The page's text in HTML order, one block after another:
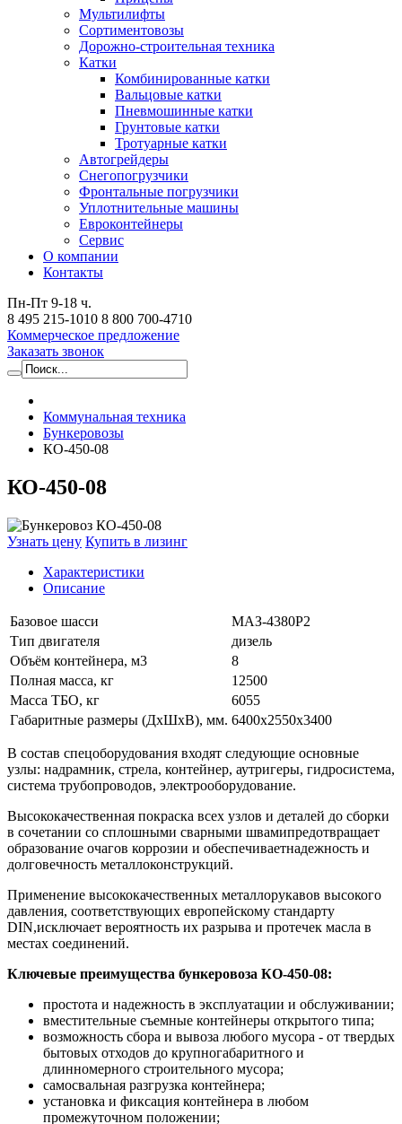
Мультилифты
Сортиментовозы
Дорожно-строительная техника
Катки
Комбинированные катки
Вальцовые катки
Пневмошинные катки
Грунтовые катки
Тротуарные катки
Автогрейдеры
Снегопогрузчики
Фронтальные погрузчики
Уплотнительные машины
Евроконтейнеры
Сервис
О компании
Контакты
Пн-Пт 9-18 ч.
8 495 215-1010 8 800 700-4710
Коммерческое предложение
Заказать звонок
Коммунальная техника
Бункеровозы
КО-450-08
КО-450-08
Узнать цену Купить в лизинг
Характеристики
Описание
Базовое шасси
МАЗ-4380P2
Тип двигателя
дизель
Объём контейнера, м3
8
Полная масса, кг
12500
Масса ТБО, кг
6055
Габаритные размеры (ДхШхВ), мм. 6400x2550x3400
В состав спецоборудования входят следующие основные
узлы: надрамник, стрела, контейнер, аутригеры, гидросистема,
система трубопроводов, электрооборудование.
Высококачественная покраска всех узлов и деталей до сборки
в сочетании со сплошными сварными швамипредотвращает
образование очагов коррозии и обеспечиваетнадежность и
долговечность металлоконструкций.
Применение высококачественных металлорукавов высокого
давления, соответствующих европейскому стандарту
DIN,исключает вероятность их разрыва и протечек масла в
местах соединений.
Ключевые преимущества бункеровоза КО-450-08:
простота и надежность в эксплуатации и обслуживании;
вместительные съемные контейнеры открытого типа;
возможность сбора и вывоза любого мусора - от твердых
бытовых отходов до крупногабаритного и
длинномерного строительного мусора;
самосвальная разгрузка контейнера;
установка и фиксация контейнера в любом
промежуточном положении;